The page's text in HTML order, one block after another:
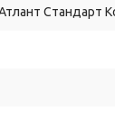
Стандарт